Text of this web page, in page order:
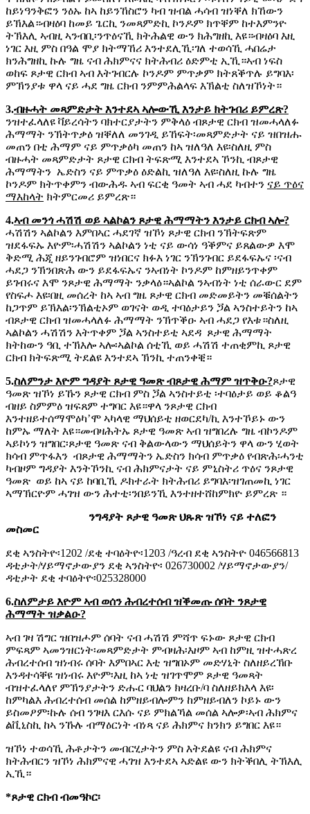
ከይነዓንቅፎን ንዕኡ ከኣ ከይንኸስሮን ካብ ዝብል ሓሳብ ዝነቐለ ክኸውን
ይኽእል።ብዛዕባ ከመይ ጌርኪ ንመጻምድኪ ኮንዶም ክጥቐም ከተእምንዮ
ትኽእሊ ኣብዚ ኣንብቢ፡ንጥዕናኺ ክትሕልዊ ውን ክሕግዘኪ እዩ።ብዛዕባ እዚ
ነገር እዚ ምስ በዓል ሞያ ክትማኸሪ እንተደሊኺ፡ገለ ተወሳኺ ሓበሬታ
ክንሕግዘኪ ኩሉ ግዜ ናብ ሕክምናና ክትሕብሪ ዕድምቲ ኢኺ።ኣብ ነፍስ
ወከፍ ጾታዊ ርክብ ኣብ እትገብርሉ ኮንዶም ምጥቃም ክትጸቕጥሉ ይግባእ፡
ምኽንያቱ ዋላ ናይ ሓደ ግዜ ርክብ ንምምሕልላፍ እኽልቲ ስለዝኾነት።
3.ብዙሓት መጻምድታት እንተደኣ ኣሎውኺ እንታይ ክትገብሪ ይምረጽ?
ንዝተፈላለዩ ቫይረሳትን ባክተርያታትን ምቅላዕ ብጾታዊ ርክብ ዝመሓላለፉ
ሕማማት ንኽትጥቃዕ ዝቐለለ መንገዲ ይኸፍት፡መጻምድታት ናይ ዝበዝሑ
መጠን በቲ ሕማም ናይ ምጥቃዕካ መጠን ከኣ ዝለዓለ እዩ፡ስለዚ ምስ
ብዙሓት መጻምድታት ጾታዊ ርክብ ትፍጽሚ እንተደኣ ኾንኪ ብጾታዊ
ሕማማትን ኤድስን ናይ ምጥቃዕ ዕድልኪ ዝለዓለ እዩ፡ስለዚ ኩሉ ግዜ
ኮንዶም ክትጥቀምን ብውሕዱ ኣብ ፍርቂ ዓመት ኣብ ሓደ ካብተን ናይ ጥዕና
ማእከላት ክትምርመሪ ይምረጽ።
4.ኣብ መንጎ ሓሽሽ ወይ ኣልኮልን ጾታዊ ሕማማትን እንታይ ርክብ ኣሎ?
ሓሽሽን ኣልኮልን እምበኣር ሓደገኛ ዝኾነ ጾታዊ ርክብ ንኽትፍጽም
ዝደፋፍኡ እዮም፡ሓሽሽን ኣልኮልን ነቲ ናይ ውሳነ ዓቕምና ይጸልውዎ እሞ
ቅድሚ ሕጂ ዘይንገብሮም ዝነበርና ክፉእ ነገር ንኽንገብር ይደፋፍኡና ፡ናብ
ሓደጋ ንኽንበጽሕ ውን ይደፋፍኡና ንኣብነት ኮንዶም ከምዘይንጥቀም
ይገብሩና እሞ ንጾታዊ ሕማማት ንቃላዕ።ኣልኮል ንኣብነት ነቲ ሰራውር ደም
የስፍሖ እዩ፡በዚ መሰረት ከኣ ኣብ ግዜ ጾታዊ ርክብ መድመይትን መቑሰልትን
ከጋጥም ይኽእል፡ንኽልቲኦም ወገናት ወዲ ተባዕታይን ጛል ኣንስተይትን ከኣ
ብጾታዊ ርክብ ዝመሓላለፉ ሕማማት ንኽጥቕዑ ኣብ ሓደጋ የእቱ።ስለዚ
ኣልኮልን ሓሽሽን እትጥቀም ጛል ኣንስተይቲ ኣደዳ ጾታዊ ሕማማት
ክትከውን ዓቢ ተኽእሎ ኣሎ፡ኣልኮል ሰቲኺ ወይ ሓሽሽ ተጠቂምኪ ጾታዊ
ርክብ ክትፍጽሚ ትደልዩ እንተደኣ ኽንኪ ተጠንቀቒ።
5.ስለምንታ እዮም ግዳያት ጾታዊ ዓመጽ ብጾታዊ ሕማም ዝጥቅዑ?ጾታዊ
ዓመጽ ዝኾነ ይኹን ጾታዊ ርክብ ምስ ጛል ኣንስተይቲ ፡ተባዕታይ ወይ ቆልዓ
ብዘይ ስምምዕ ዝፍጸም ተግባር እዩ።ዋላ ንጾታዊ ርክብ
እንተዘይተሰማሞዕካ’ሞ ኣካላዊ ማህሰይቲ ዘወርደካ/ኪ እንተኾይኑ ውን
ከምኡ ማለት እዩ።መብዛሕትኡ ጾታዊ ዓመጽ ኣብ ዝግበረሉ ግዜ ብኮንዶም
ኣይኮነን ዝግበር፡ጾታዊ ዓመጽ ናብ ቅልውላውን ማህሰይትን ዋላ ውን ሂወት
ክሳብ ምጥፋእን ብጾታዊ ሕማማትን ኤድስን ክሳብ ምጥቃዕ የብጽሕ፡ሓንቲ
ካብዞም ግዳያት እንትኾንኪ ናብ ሕክምናታት ናይ ምኒስትሪ ጥዕና ንጾታዊ
ዓመጽ ወይ ከኣ ናይ ከባቢኺ ዶክተራት ክትሕብሪ ይግባእ፡ዝገጠመኪ ነገር
ኣማኽርዮም ሓገዝ ውን ሕተቲ፡ንበይንኺ እንተዘተሸከምክዮ ይምረጽ ።
ንግዳያት ጾታዊ ዓመጽ ህጹጽ ዝኾነ ናይ ተለፎን
መስመር
ደቂ ኣንስትዮ፡1202 /ደቂ ተባዕትዮ፡1203 /ዓረብ ደቂ ኣንስትዮ 046566813
ዳቲታት/ሃይማኖታውያን ደቂ ኣንስትዮ፡ 026730002 /ሃይማኖታውያን/
ዳቲታት ደቂ ተባዕትዮ፡025328000
6.ስለምታይ እዮም ኣብ ወሰን ሕብረተሰብ ዝቕመጡ ሰባት ንጾታዊ
ሕማማት ዝቃልዑ?
ኣብ ገዛ ሽግር ዝበዝሖም ሰባት ናብ ሓሽሽ ምሻጥ ፍኑው ጾታዊ ርክብ
ምፍጻም ኣመንዝርነት፡መጻምድታት ምብዛሕ፡እዞም ኣብ ከምዚ ዝተሓጽረ
ሕብረተሰብ ዝነብሩ ሰባት እምበኣር እቲ ዝግበኦም መድሃኒት ስለዘይረኽቡ
እንዳተሳቐዩ ዝነብሩ እዮም፡እዚ ከኣ ነቲ ዝገጥሞም ጾታዊ ዓመጻት
ብዝተፈላለየ ምኽንያታትን ድሑር ባህልን ክዛረቡ/ባ ስለዘይክእላ እዩ፡
ከምካልእ ሕብረተሰብ መሰል ከምዘይብሎምን ከምዘይብለን ኮይኑ ውን
ይስመዖም፡ኩሉ ሰብ ንገዛእ ርእሱ ናይ ምክልኻል መሰል ኣሎዎ፡ኣብ ሕክምና
ልቪኒስኪ ከኣ ንኹሉ ብማዕርነት ብነጻ ናይ ሕክምና ክንክን ይግበር እዩ።
ዝኾነ ተወሳኺ ሕቶታትን መብርሂታትን ምስ እትደልዩ ናብ ሕክምና
ክትሕብርን ዝኾነ ሕክምናዊ ሓገዝ እንተደኣ ኣድልዩ ውን ክትቕበሊ ትኽእሊ
ኢኺ።
*ጾታዊ ርክብ ብመዓኮር፡